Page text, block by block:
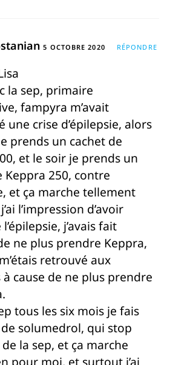
5 OCTOBRE 2020 RÉPONDRE
la sep, primaire
fampyra m’avait
une crise d’épilepsie, alors
prends un cachet de
et le soir je prends un
Keppra 250, contre
et ça marche tellement
l’impression d’avoir
j’avais fait
ne plus prendre Keppra,
retrouvé aux
cause de ne plus prendre
tous les six mois je fais
solumedrol, qui stop
de la sep, et ça marche
pour moi, et surtout j’ai